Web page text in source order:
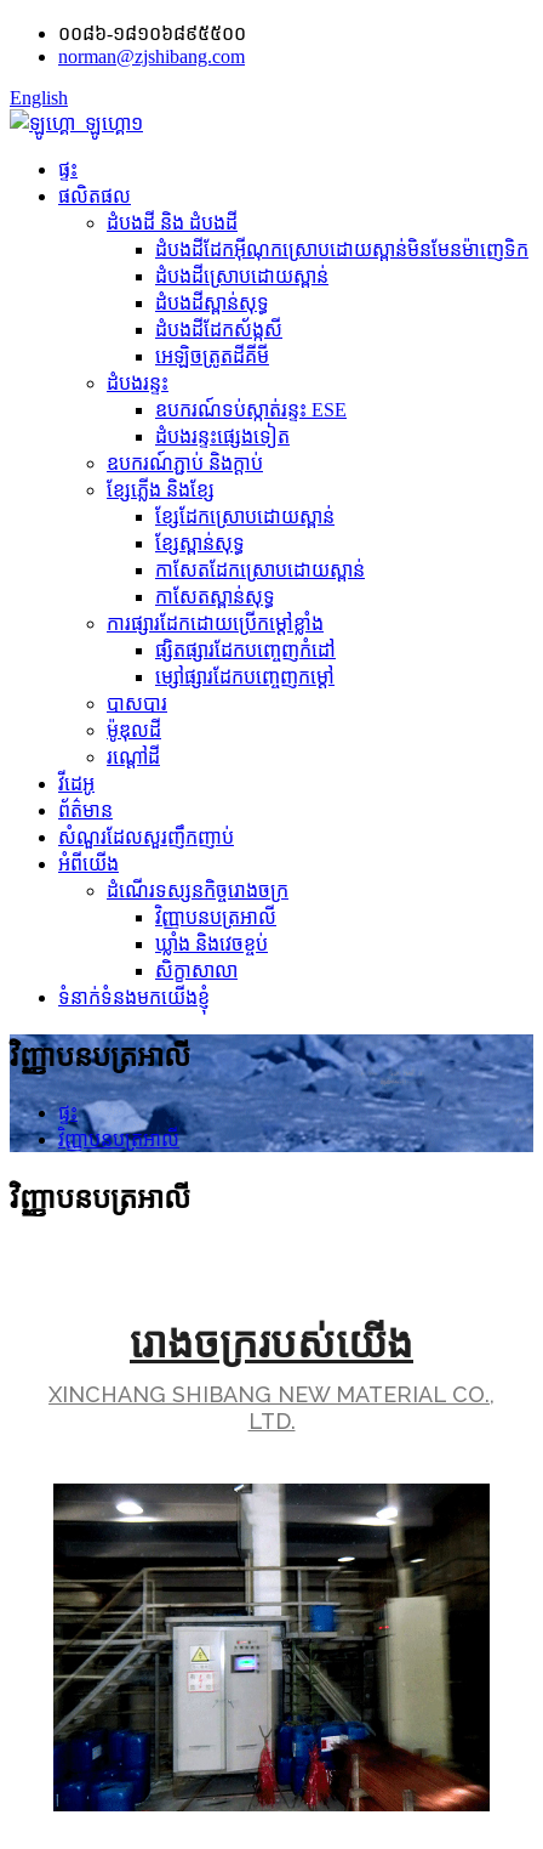
០០៨៦-១៨១០៦៨៩៥៥០០
norman@zjshibang.com
English
ផ្ទះ
ផលិតផល
ដំបងដី និង ដំបងដី
ដំបងដីដែកអ៊ីណុកស្រោបដោយស្ពាន់មិនមែនម៉ាញេទិក
ដំបងដីស្រោបដោយស្ពាន់
ដំបងដីស្ពាន់សុទ្ធ
ដំបងដីដែកស័ង្កសី
អេឡិចត្រូត​ដី​គីមី
ដំបងរន្ទះ
ឧបករណ៍​ទប់ស្កាត់​រន្ទះ ESE
ដំបងរន្ទះផ្សេងទៀត
ឧបករណ៍ភ្ជាប់ និង​ក្ដាប់
ខ្សែភ្លើង និងខ្សែ
ខ្សែដែកស្រោបដោយស្ពាន់
ខ្សែស្ពាន់សុទ្ធ
កាសែតដែកស្រោបដោយស្ពាន់
កាសែតស្ពាន់សុទ្ធ
ការផ្សារដែកដោយប្រើកម្ដៅខ្លាំង
ផ្សិតផ្សារដែកបញ្ចេញកំដៅ
ម្សៅផ្សារដែកបញ្ចេញកម្ដៅ
បាសបារ
ម៉ូឌុលដី
រណ្តៅដី
វីដេអូ
ព័ត៌មាន
សំណួរដែលសួរញឹកញាប់
អំពីយើង
ដំណើរទស្សនកិច្ចរោងចក្រ
វិញ្ញាបនបត្រអាលី
ឃ្លាំង និងវេចខ្ចប់
សិក្ខាសាលា
ទំនាក់ទំនងមកយើងខ្ញុំ
វិញ្ញាបនបត្រអាលី
ផ្ទះ
វិញ្ញាបនបត្រអាលី
វិញ្ញាបនបត្រអាលី
រោងចក្ររបស់យើង
XINCHANG SHIBANG NEW MATERIAL CO.,
LTD.